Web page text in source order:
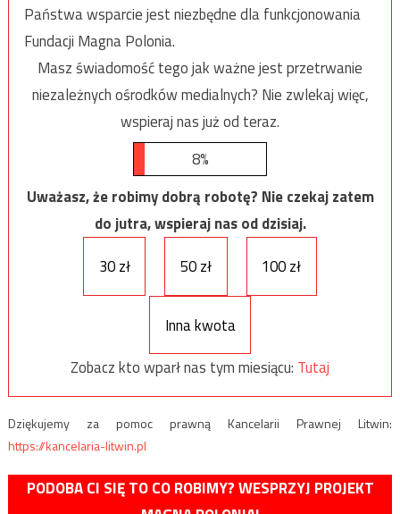
Państwa wsparcie jest niezbędne dla funkcjonowania
Fundacji Magna Polonia.
Masz świadomość tego jak ważne jest przetrwanie
niezależnych ośrodków medialnych? Nie zwlekaj więc,
wspieraj nas już od teraz.
8%
Uważasz, że robimy dobrą robotę? Nie czekaj zatem
do jutra, wspieraj nas od dzisiaj.
30 zł
50 zł 100 zł
Inna kwota
Zobacz kto wparł nas tym miesiącu: Tutaj
Dziękujemy za pomoc prawną Kancelarii Prawnej Litwin:
https://kancelaria-litwin.pl
PODOBA CI SIĘ TO CO ROBIMY? WESPRZYJ PROJEKT